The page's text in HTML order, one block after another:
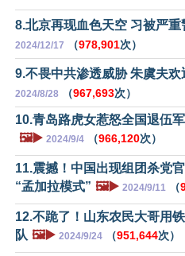
8.北京再现血色天空 习被严重
2024/12/17 （978,901次）
9.不畏中共渗透威胁 朱虞夫欢
2024/8/28 （967,693次）
10.青岛路虎女惹怒全国退伍
🖼️▶️ 2024/9/4 （966,120次）
11.震撼！中国出现组团杀党
“孟加拉模式” 🖼️▶️ 2024/9/11 （
12.不跪了！山东农民大哥用
队 🖼️▶️ 2024/9/24 （951,644次）